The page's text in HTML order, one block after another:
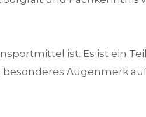
ist. Es ist ein
Augenmerk